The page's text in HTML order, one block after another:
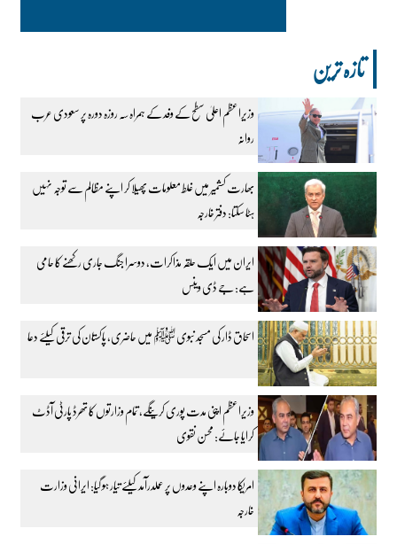
تازہ ترین
وزیراعظم اعلیٰ سطح کے وفد کے ہمراہ سہ روزہ دورہ پر سعودی عرب
روانہ
بھارت کشمیر میں غلط معلومات پھیلا کر اپنے مظالم سے توجہ نہیں
ہٹا سکتا: دفتر خارجہ
ایران میں ایک حلقہ مذاکرات، دوسرا جنگ جاری رکھنے کا حامی
ہے: جے ڈی وینس
اسحاق ڈار کی مسجد نبوی ﷺ میں حاضری، پاکستان کی ترقی کیلئے دعا
وزیراعظم اپنی مدت پوری کرینگے، تمام وزارتوں کا تھرڈ پارٹی آڈٹ
کرایا جائے: محسن نقوی
امریکا دوبارہ اپنے وعدوں پر عملدرآمد کیلئے تیار ہو گیا: ایرانی وزارت
خارجہ